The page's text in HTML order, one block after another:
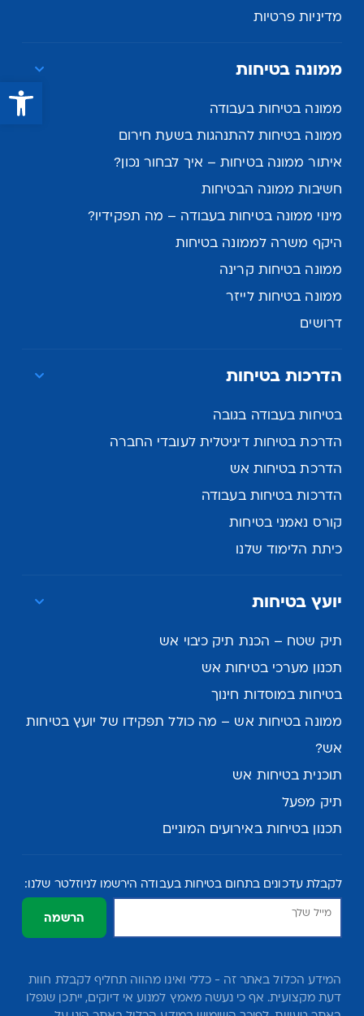
מדיניות פרטיות
ממונה בטיחות
ממונה בטיחות בעבודה
ממונה בטיחות להתנהגות בשעת חירום
איתור ממונה בטיחות – איך לבחור נכון?
חשיבות ממונה הבטיחות
מינוי ממונה בטיחות בעבודה – מה תפקידיו?
היקף משרה לממונה בטיחות
ממונה בטיחות קרינה
ממונה בטיחות לייזר
דרושים
הדרכות בטיחות
בטיחות בעבודה בגובה
הדרכת בטיחות דיגיטלית לעובדי החברה
הדרכת בטיחות אש
הדרכות בטיחות בעבודה
קורס נאמני בטיחות
כיתת הלימוד שלנו
יועץ בטיחות
תיק שטח – הכנת תיק כיבוי אש
תכנון מערכי בטיחות אש
בטיחות במוסדות חינוך
ממונה בטיחות אש – מה כולל תפקידו של יועץ בטיחות
אש?
תוכנית בטיחות אש
תיק מפעל
תכנון בטיחות באירועים המוניים
לקבלת עדכונים בתחום בטיחות בעבודה הירשמו לניוזלטר שלנו:
הרשמה
המידע הכלול באתר זה - כללי ואינו מהווה תחליף לקבלת חוות
דעת מקצועית. אף כי נעשה מאמץ למנוע אי דיוקים, ייתכן שנפלו
פתח סרגל נגישות